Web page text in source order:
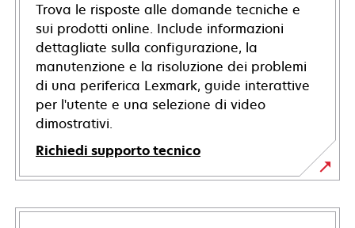
Trova le risposte alle domande tecniche e
sui prodotti online. Include informazioni
dettagliate sulla configurazione, la
manutenzione e la risoluzione dei problemi
di una periferica Lexmark, guide interattive
per l'utente e una selezione di video
dimostrativi.
Richiedi supporto tecnico
si
apre